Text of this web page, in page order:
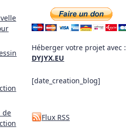
de
Héberger votre projet avec :
DYJYX.EU
[date_creation_blog]
Flux RSS